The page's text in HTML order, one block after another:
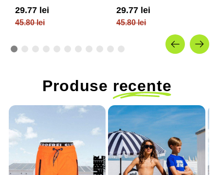
moale 4F JUNIOR
45.80 lei
29.77 lei
moale 4F JUNIOR
45.80 lei
29.77 lei
Produse recente